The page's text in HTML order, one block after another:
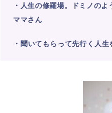
・人生の修羅場。ドミノの
ママさん
・聞いてもらって先行く人